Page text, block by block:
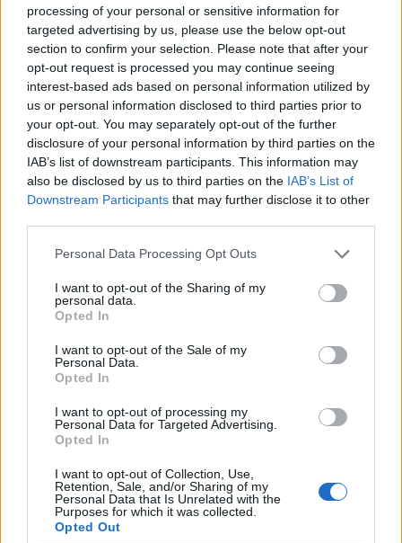
processing of your personal or sensitive information for
targeted advertising by us, please use the below opt-out
section to confirm your selection. Please note that after your
opt-out request is processed you may continue seeing
interest-based ads based on personal information utilized by
us or personal information disclosed to third parties prior to
your opt-out. You may separately opt-out of the further
disclosure of your personal information by third parties on the
IAB’s list of downstream participants. This information may
also be disclosed by us to third parties on the IAB’s List of
Downstream Participants that may further disclose it to other
Personal Data Processing Opt Outs
I want to opt-out of the Sharing of my
personal data.
Opted In
I want to opt-out of the Sale of my
Personal Data.
Opted In
I want to opt-out of processing my
Personal Data for Targeted Advertising.
Opted In
I want to opt-out of Collection, Use,
Retention, Sale, and/or Sharing of my
Personal Data that Is Unrelated with the
Purposes for which it was collected.
Opted Out
tisknout
BEZK využívá agenturní zpravodajství ČTK, která si vyhrazuje
veškerá práva. Publikování nebo další šíření obsahu ze zdrojů ČTK
je výslovně zakázáno bez předchozího písemného souhlasu ze
Dále čtěte |
Soud potvrdil pokutu pro
Veterinární univerzitu Brno
za přemnožení zvěře v oboře